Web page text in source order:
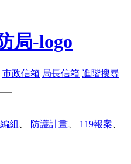
市政信箱 局長信箱 進階搜尋
組 防護計畫 119報案